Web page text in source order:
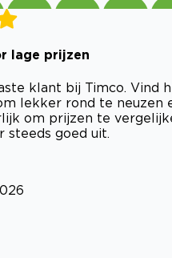
lage prijzen
klant bij Timco. Vind
lekker rond te neuzen
om prijzen te
steeds goed uit.